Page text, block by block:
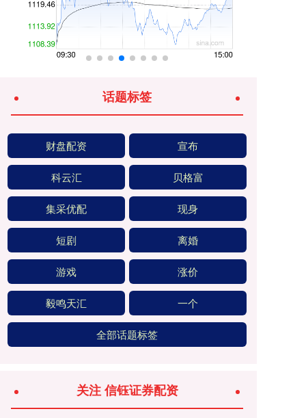
话题标签
财盘配资 宣布
科云汇 贝格富
集采优配 现身
短剧 离婚
游戏 涨价
毅鸣天汇 一个
全部话题标签
关注 信钰证券配资